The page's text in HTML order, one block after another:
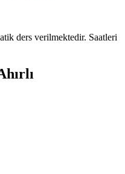
ders verilmektedir. Saatleri